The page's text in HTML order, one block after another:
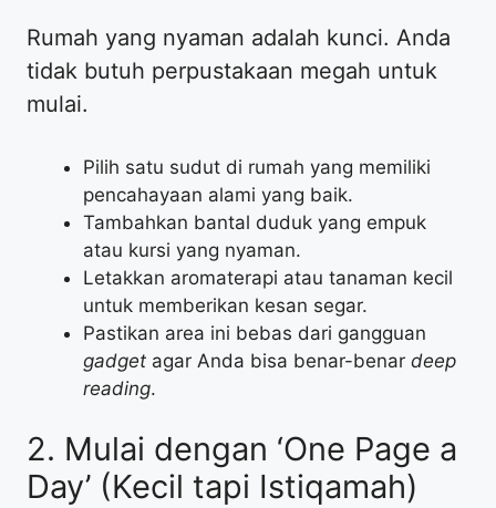
​Rumah yang nyaman adalah kunci. Anda
tidak butuh perpustakaan megah untuk
mulai.
​Pilih satu sudut di rumah yang memiliki
pencahayaan alami yang baik.
​Tambahkan bantal duduk yang empuk
atau kursi yang nyaman.
​Letakkan aromaterapi atau tanaman kecil
untuk memberikan kesan segar.
​Pastikan area ini bebas dari gangguan
gadget agar Anda bisa benar-benar deep
reading.
​2. Mulai dengan ‘One Page a
Day’ (Kecil tapi Istiqamah)